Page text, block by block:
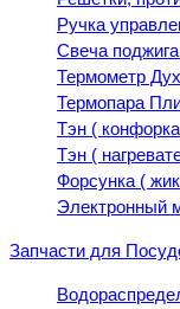
Ручка
Свеча
Термометр
Термопара
Тэн (
Тэн (
Форсунка (
Электронный
Запчасти для